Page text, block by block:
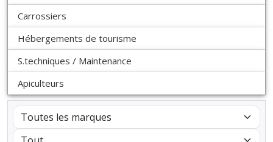
Carrossiers
Hébergements de tourisme
S.techniques / Maintenance
Apiculteurs